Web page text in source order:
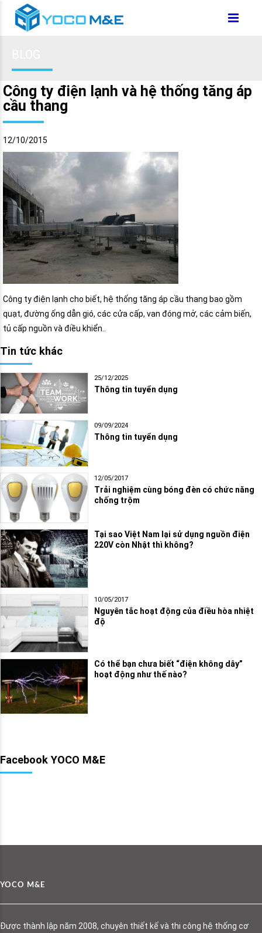
Công ty điện lạnh và hệ thống tăng áp
cầu thang
12/10/2015
Công ty điện lạnh cho biết, hệ thống tăng áp cầu thang bao gồm
quạt, đường ống dẫn gió, các cửa cấp, van đóng mở, các cảm biến,
tủ cấp nguồn và điều khiển..
Tin tức khác
25/12/2025
Thông tin tuyển dụng
09/09/2024
Thông tin tuyển dụng
12/05/2017
Trải nghiệm cùng bóng đèn có chức năng
chống trộm
Tại sao Việt Nam lại sử dụng nguồn điện
220V còn Nhật thì không?
10/05/2017
Nguyên tắc hoạt động của điều hòa nhiệt
độ
Có thể bạn chưa biết “điện không dây”
hoạt động như thế nào?
Facebook YOCO M&E
YOCO M&E
Được thành lập năm 2008, chuyên thiết kế và thi công hệ thống cơ